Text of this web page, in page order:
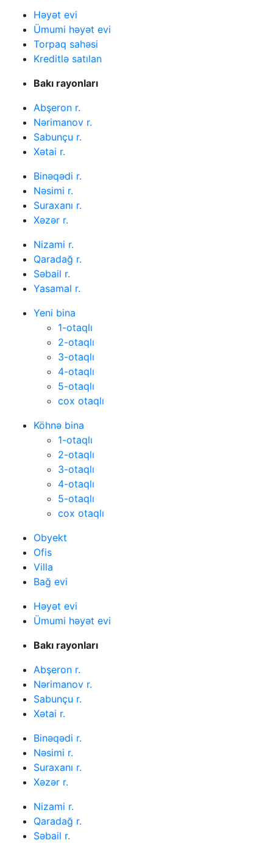
Həyət evi
Ümumi həyət evi
Torpaq sahəsi
Kreditlə satılan
Bakı rayonları
Abşeron r.
Nərimanov r.
Sabunçu r.
Xətai r.
Binəqədi r.
Nəsimi r.
Suraxanı r.
Xəzər r.
Nizami r.
Qaradağ r.
Səbail r.
Yasamal r.
Yeni bina
1-otaqlı
2-otaqlı
3-otaqlı
4-otaqlı
5-otaqlı
cox otaqlı
Köhnə bina
1-otaqlı
2-otaqlı
3-otaqlı
4-otaqlı
5-otaqlı
cox otaqlı
Obyekt
Ofis
Villa
Bağ evi
Həyət evi
Ümumi həyət evi
Bakı rayonları
Abşeron r.
Nərimanov r.
Sabunçu r.
Xətai r.
Binəqədi r.
Nəsimi r.
Suraxanı r.
Xəzər r.
Nizami r.
Qaradağ r.
Səbail r.